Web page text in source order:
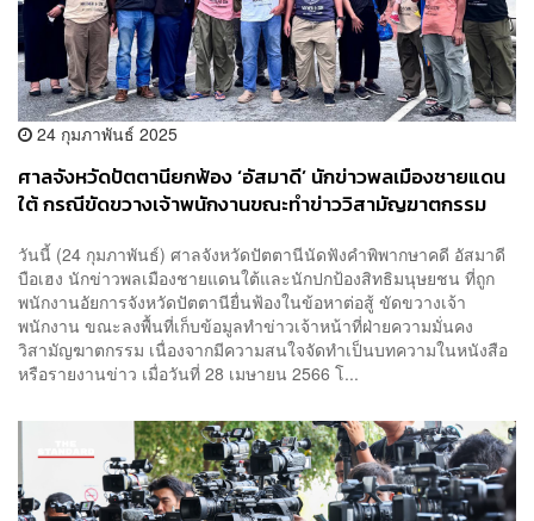
24 กุมภาพันธ์ 2025
ศาลจังหวัดปัตตานียกฟ้อง ‘อัสมาดี’ นักข่าวพลเมืองชายแดน
ใต้ กรณีขัดขวางเจ้าพนักงานขณะทำข่าววิสามัญฆาตกรรม
วันนี้ (24 กุมภาพันธ์) ศาลจังหวัดปัตตานีนัดฟังคำพิพากษาคดี อัสมาดี
บือเฮง นักข่าวพลเมืองชายแดนใต้และนักปกป้องสิทธิมนุษยชน ที่ถูก
พนักงานอัยการจังหวัดปัตตานียื่นฟ้องในข้อหาต่อสู้ ขัดขวางเจ้า
พนักงาน ขณะลงพื้นที่เก็บข้อมูลทำข่าวเจ้าหน้าที่ฝ่ายความมั่นคง
วิสามัญฆาตกรรม เนื่องจากมีความสนใจจัดทำเป็นบทความในหนังสือ
หรือรายงานข่าว เมื่อวันที่ 28 เมษายน 2566 โ...